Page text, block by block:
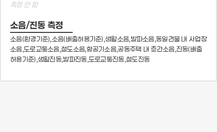
측정 안 함
소음/진동 측정
소음(환경기준),소음(배출허용기준),생활소음,발파소음,동일건물 내 사업장
소음,도로교통소음,철도소음,항공기소음,공동주택 내 층간소음,진동(배출
허용기준),생활진동,발파진동,도로교통진동,철도진동